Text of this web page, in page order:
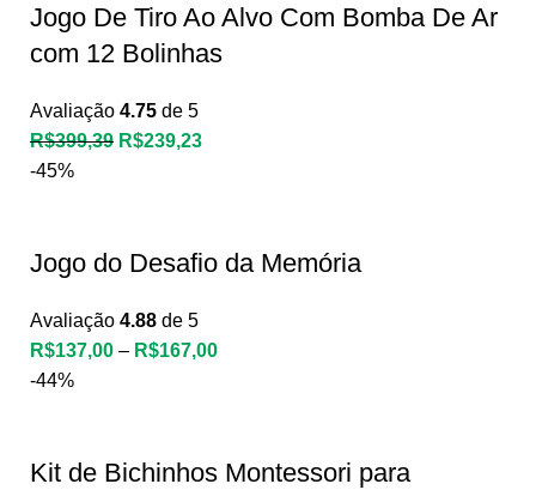
Jogo De Tiro Ao Alvo Com Bomba De Ar
com 12 Bolinhas
Avaliação 4.75 de 5
R$399,39 R$239,23
-45%
Jogo do Desafio da Memória
Avaliação 4.88 de 5
R$137,00 – R$167,00
-44%
Kit de Bichinhos Montessori para